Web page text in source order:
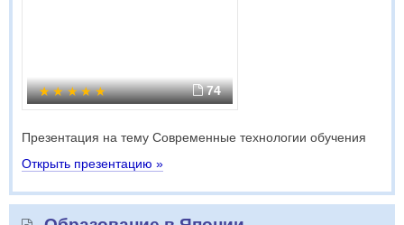
74
Презентация на тему Современные технологии обучения
Открыть презентацию »